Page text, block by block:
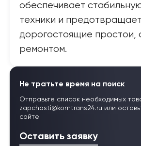
обеспечивает
техники и предотвращает
дорогостоящие простои,
ремонтом.
Не тратьте время на поиск
Отправьте список необходимых
zapchasti@komtrans24.ru или
сайте
Оставить заявку